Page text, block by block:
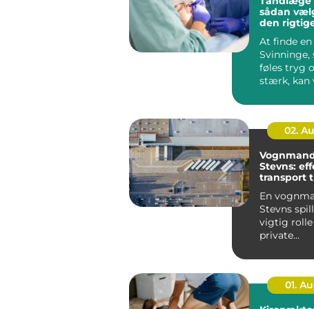
sådan
den
At finde
Svinninge,
føles tryg
stærk, kan
02.
Stevns:
transport
En
Stevns
vigtig rolle
private
01.